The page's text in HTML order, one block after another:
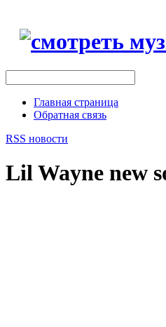
Главная страница
Обратная связь
RSS новости
Lil Wayne new